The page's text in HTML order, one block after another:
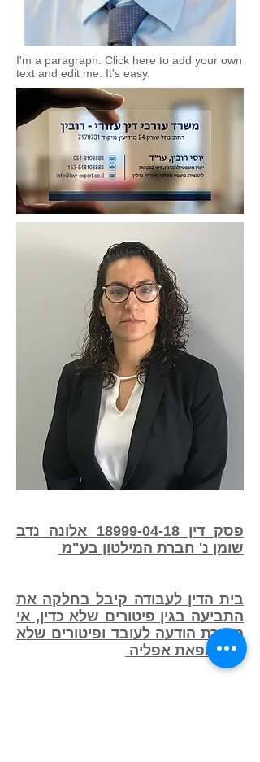
I'm a paragraph. Click here to add your own
text and edit me. It's easy.
פסק דין18999-04-18 אלונה נדב
שומן נ' חברת המילטון בע"מ
בית הדין לעבודה קיבל בחלקה את
התביעה בגין פיטורים שלא כדין, אי
מסירת הודעה לעובד ופיטורים שלא
כדין מפאת אפליה